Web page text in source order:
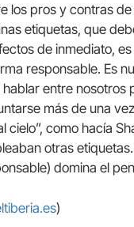
los pros y contras
etiquetas, que
de inmediato,
responsable. Es
entre
más de una
cielo”, como hacía
otras
domina el
)